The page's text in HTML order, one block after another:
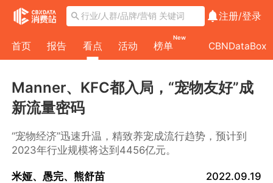
注册/登录
首页 报告 看点 活动 榜单
New
CBNDataBox
Manner、KFC都入局，“宠物友好”成
新流量密码
“宠物经济”迅速升温，精致养宠成流行趋势，预计到
2023年行业规模将达到4456亿元。
米娅、愚完、熊舒苗
2022.09.19